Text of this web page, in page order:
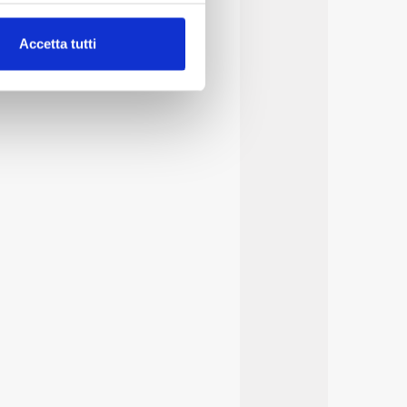
(impronte
di base quali la
informazioni sul
che l’Utente ha fornito
Accetta tutti